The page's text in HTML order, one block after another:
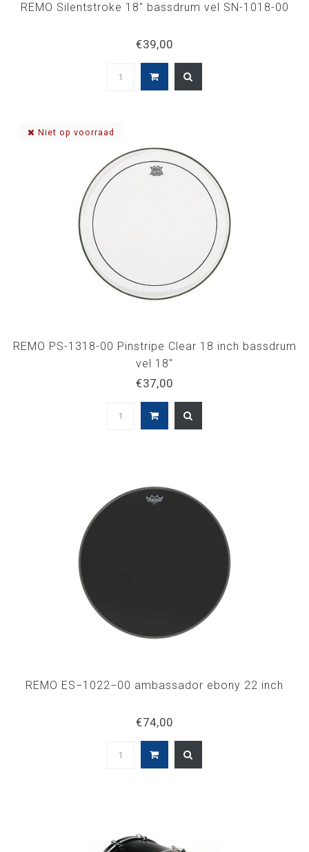
REMO Silentstroke 18" bassdrum vel SN-1018-00
€39,00
Niet op voorraad
REMO PS-1318-00 Pinstripe Clear 18 inch bassdrum
vel 18"
€37,00
REMO ES−1022−00 ambassador ebony 22 inch
€74,00